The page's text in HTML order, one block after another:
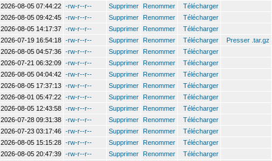
2026-08-05 07:44:22 -rw-r--r-- Supprimer Renommer
Télécharger
2026-08-05 09:42:45 -rw-r--r-- Supprimer Renommer
Télécharger
2026-08-05 14:17:37 -rw-r--r-- Supprimer Renommer
Télécharger
2026-07-19 16:54:18 -rw-r--r-- Supprimer Renommer Télécharger
Presser .tar.gz
2026-08-05 04:57:36 -rw-r--r-- Supprimer Renommer
Télécharger
2026-07-21 06:32:09 -rw-r--r-- Supprimer Renommer
Télécharger
2026-08-05 04:04:42 -rw-r--r-- Supprimer Renommer
Télécharger
2026-08-05 17:37:13 -rw-r--r-- Supprimer Renommer
Télécharger
2026-08-01 05:47:22 -rw-r--r-- Supprimer Renommer
Télécharger
2026-08-05 12:43:58 -rw-r--r-- Supprimer Renommer
Télécharger
2026-07-28 09:31:38 -rw-r--r-- Supprimer Renommer
Télécharger
2026-07-23 03:17:46 -rw-r--r-- Supprimer Renommer
Télécharger
2026-08-05 15:15:28 -rw-r--r-- Supprimer Renommer
Télécharger
2026-08-05 20:47:39 -rw-r--r-- Supprimer Renommer
Télécharger